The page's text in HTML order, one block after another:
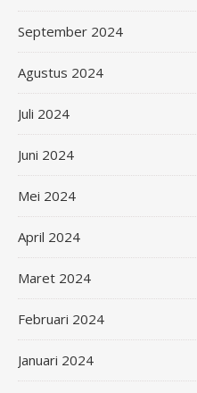
September 2024
Agustus 2024
Juli 2024
Juni 2024
Mei 2024
April 2024
Maret 2024
Februari 2024
Januari 2024